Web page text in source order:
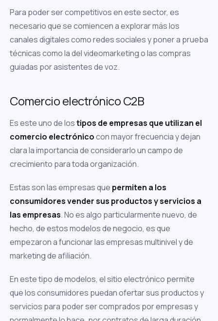
Para poder ser competitivos en este sector, es
necesario que se comiencen a explorar más los
canales digitales como redes sociales y poner a prueba
técnicas como la del videomarketing o las compras
guiadas por asistentes de voz.
Comercio electrónico C2B
Es este uno de lostipos de empresas que utilizan el
comercio electrónicocon mayor frecuencia y dejan
clara la importancia de considerarlo un campo de
crecimiento para toda organización.
Estas son las empresas que permiten a los
consumidores vender sus productos y servicios a
las empresas. No es algo particularmente nuevo, de
hecho, de estos modelos de negocio, es que
empezaron a funcionar las empresas multinivel y de
marketing de afiliación.
En este tipo de modelos, el sitio electrónico permite
que los consumidores puedan ofertar sus productos y
servicios para poder ser comprados por empresas y